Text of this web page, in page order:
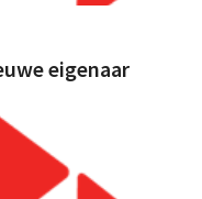
eigenaar